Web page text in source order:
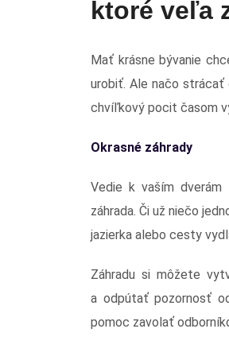
ktoré veľa
Mať krásne bývanie
urobiť. Ale načo strácať
chvíľkový pocit časom
Okrasné záhrady
Vedie k vaším
záhrada. Či už niečo
jazierka alebo cesty
Záhradu si môžete
a odpútať pozornosť
pomoc zavolať